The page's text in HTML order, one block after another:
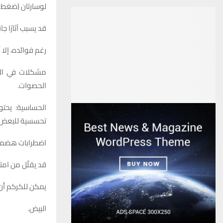
لوسارتان
قد يسبب آثارًا
رغم فوائده،
مشكلات في
الحصوات.
الحساسية:
تحسسية
اضطرابات
قد يقلّل من
يمكن للكركم
البيض.